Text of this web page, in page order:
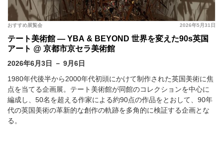
2026年5月31日
おすすめ展覧会
テート美術館 ― YBA & BEYOND 世界を変えた90s英国
アート @ 京都市京セラ美術館
2026年6月3日 － 9月6日
1980年代後半から2000年代初頭にかけて制作された英国美術に焦
点を当てる企画展。テート美術館が同館のコレクションを中心に
編成し、50名を超える作家による約90点の作品をとおして、90年
代の英国美術の革新的な創作の軌跡を多角的に検証する企画とな
る。